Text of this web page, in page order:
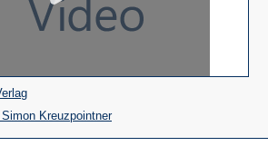
(Öffnet
in
einem
Kreuzpointner(Öffnet
in